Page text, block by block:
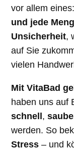
vor allem
und jede
Unsicherheit,
auf Sie
vielen
Mit VitaBad
haben uns auf
schnell ,
werden. So
Stress – und